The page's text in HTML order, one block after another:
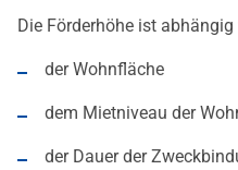
Die Förderhöhe ist abhängig
der Wohnfläche
dem Mietniveau der
der Dauer der